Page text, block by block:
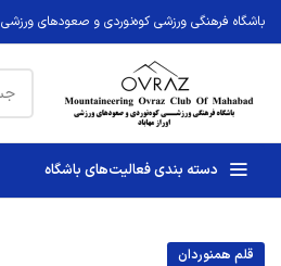
باشگاه فرهنگی ورزشی کوه‌نوردی و صعودهای ورزشی
دسته بندی فعالیت‌های باشگاه
قلم همنوردان